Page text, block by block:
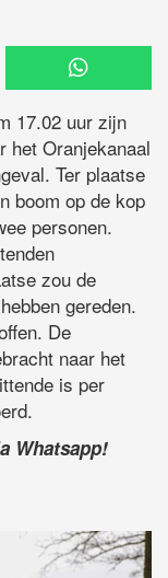
17.02 uur zijn
het Oranjekanaal
Ter plaatse
boom op de kop
personen.
zou de
gereden.
De
naar het
is per
Whatsapp!